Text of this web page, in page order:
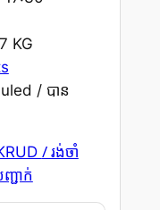
KG
/ បាន
/ រង់ចាំ
ជាក់